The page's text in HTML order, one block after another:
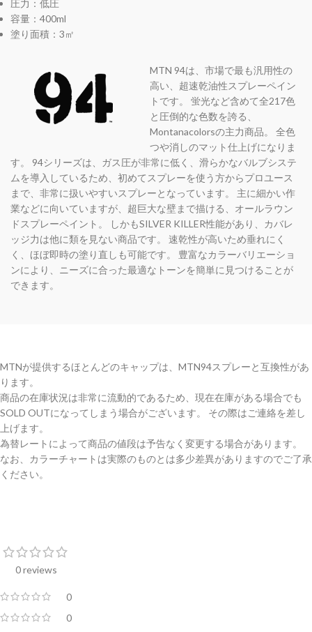
圧力：低圧
容量：400ml
塗り面積：3㎡
MTN 94は、市場で最も汎用性の
高い、超速乾油性スプレーペイン
トです。 蛍光など含めて全217色
と圧倒的な色数を誇る、
Montanacolorsの主力商品。 全色
つや消しのマット仕上げになりま
す。 94シリーズは、ガス圧が非常に低く、滑らかなバルブシステ
ムを導入しているため、初めてスプレーを使う方からプロユース
まで、非常に扱いやすいスプレーとなっています。 主に細かい作
業などに向いていますが、超巨大な壁まで描ける、オールラウン
ドスプレーペイント。 しかもSILVER KILLER性能があり、カバレ
ッジ力は他に類を見ない商品です。 速乾性が高いため垂れにく
く、ほぼ即時の塗り直しも可能です。 豊富なカラーバリエーショ
ンにより、ニーズに合った最適なトーンを簡単に見つけることが
できます。
MTNが提供するほとんどのキャップは、MTN94スプレーと互換性があ
ります。
商品の在庫状況は非常に流動的であるため、現在在庫がある場合でも
SOLD OUTになってしまう場合がございます。 その際はご連絡を差し
上げます。
為替レートによって商品の値段は予告なく変更する場合があります。
なお、カラーチャートは実際のものとは多少差異がありますのでご了承
ください。
0 reviews
0
0